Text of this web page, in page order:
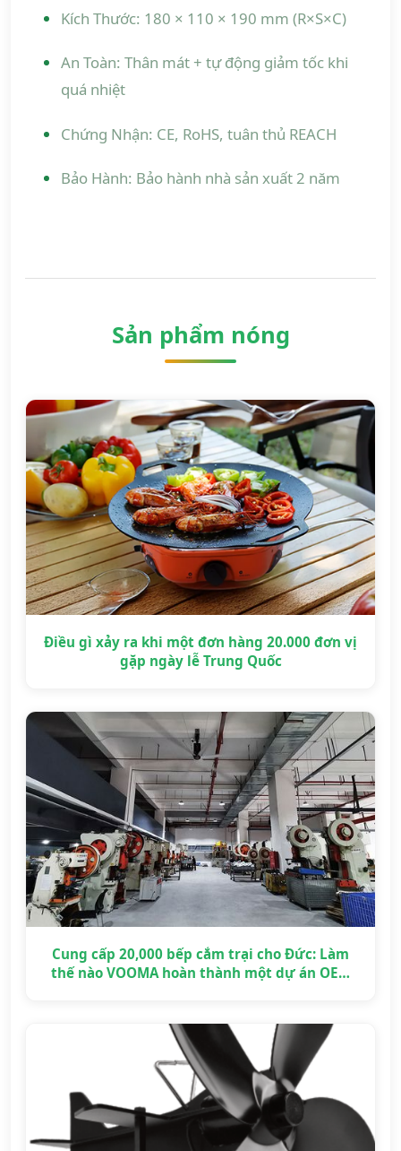
Kích Thước: 180 × 110 × 190 mm (R×S×C)
An Toàn: Thân mát + tự động giảm tốc khi
quá nhiệt
Chứng Nhận: CE, RoHS, tuân thủ REACH
Bảo Hành: Bảo hành nhà sản xuất 2 năm
Sản phẩm nóng
Điều gì xảy ra khi một đơn hàng 20.000 đơn vị
gặp ngày lễ Trung Quốc
Cung cấp 20,000 bếp cắm trại cho Đức: Làm
thế nào VOOMA hoàn thành một dự án OEM